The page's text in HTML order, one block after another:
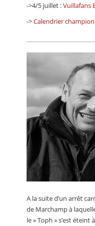
->4/5 juillet :Vuillafans
->Calendrier
A la suite d’un arrêt
de Marchamp à
le » Toph » s’est éteint